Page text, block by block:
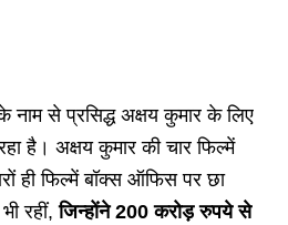
नाम से प्रसिद्ध अक्षय कुमार के लिए
है। अक्षय कुमार की चार फिल्में
ही फिल्में बॉक्स ऑफिस पर छा
रहीं, जिन्होंने 200 करोड़ रुपये से